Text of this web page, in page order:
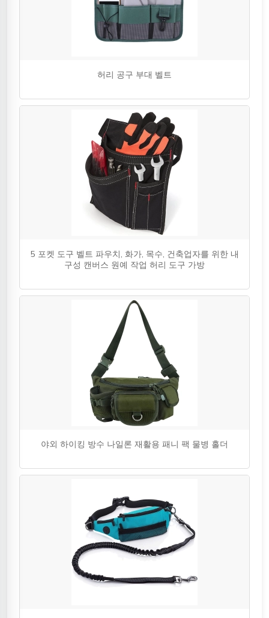
허리 공구 부대 벨트
5 포켓 도구 벨트 파우치, 화가, 목수, 건축업자를 위한 내
구성 캔버스 원예 작업 허리 도구 가방
야외 하이킹 방수 나일론 재활용 패니 팩 물병 홀더